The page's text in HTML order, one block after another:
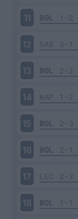
11 BOL 1-2
12 SAS 3-1
13 BOL 2-2
14 NAP 1-2
15 BOL 2-3
16 BOL 2-1
17 LEC 2-3
18 BOL 1-1